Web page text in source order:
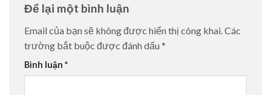
Để lại một bình luận
Email của bạn sẽ không được hiển thị công khai.Các
trường bắt buộc được đánh dấu *
Bình luận *